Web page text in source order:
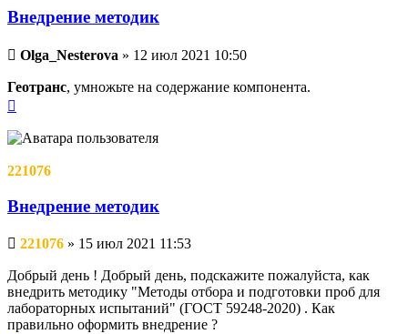
Внедрение методик
Непрочитанное
сообщение
Olga_Nesterova » 12 июл 2021 10:50
Геотранс, умножьте на содержание компонента.
началу
221076
Внедрение методик
Непрочитанное
221076 » 15 июл 2021 11:53
Добрый день ! Добрый день, подскажите пожалуйста, как
внедрить методику "Методы отбора и подготовки проб для
лабораторных испытаний" (ГОСТ 59248-2020) . Как
правильно оформить внедрение ?